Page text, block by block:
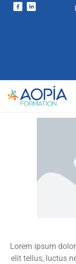
Lorem ipsum
elit tellus, luctus